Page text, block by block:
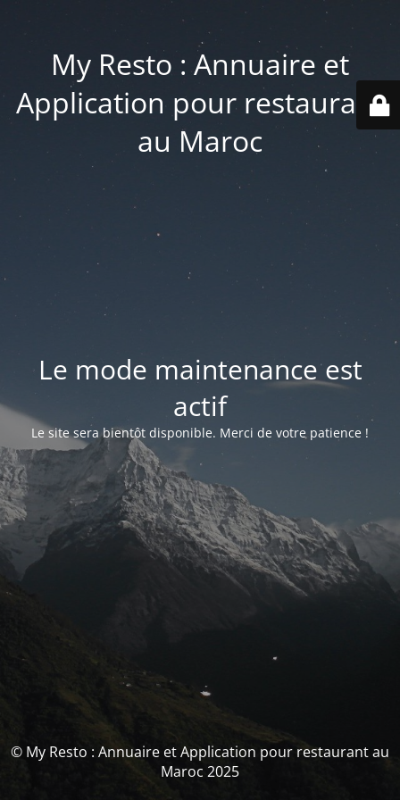
My Resto : Annuaire et
Application pour restaurant
au Maroc
Le mode maintenance est
actif
Le site sera bientôt disponible. Merci de votre patience !
© My Resto : Annuaire et Application pour restaurant au
Maroc 2025